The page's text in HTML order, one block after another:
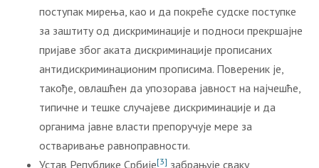
поступак мирења, као и да покреће судске поступке
за заштиту од дискриминације и подноси прекршајне
пријаве због аката дискриминације прописаних
антидискриминационим прописима. Повереник је,
такође, овлашћен да упозорава јавност на најчешће,
типичне и тешке случајеве дискриминације и да
органима јавне власти препоручује мере за
остваривање равноправности.
Устав Републике Србије[3] забрањује сваку